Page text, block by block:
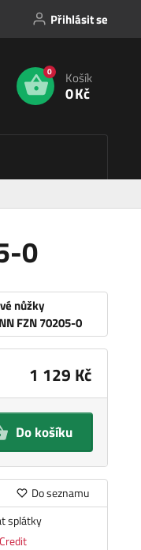
Přihlásit se
0 Košík
0 Kč
0
nůžky
FZN 70205-0
1 129 Kč
Do košíku
Do seznamu
splátky